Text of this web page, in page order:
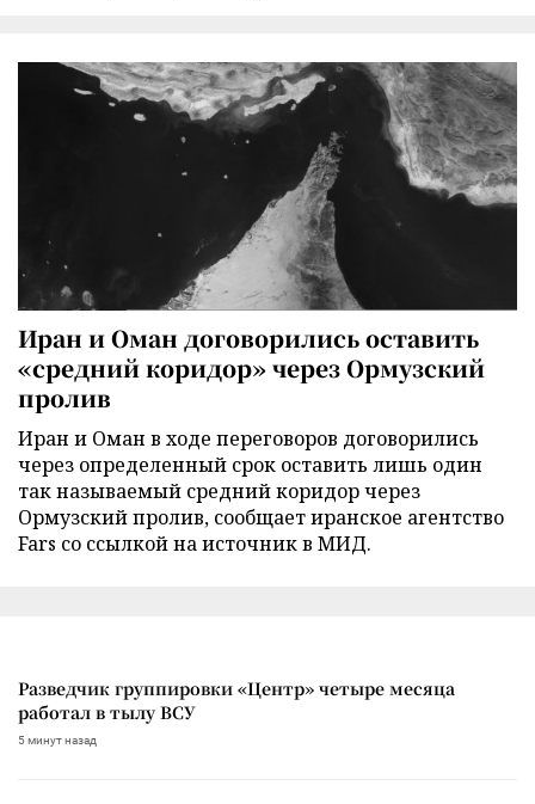
Иран и Оман договорились оставить
«средний коридор» через Ормузский
пролив
Иран и Оман в ходе переговоров договорились
через определенный срок оставить лишь один
так называемый средний коридор через
Ормузский пролив, сообщает иранское агентство
Fars со ссылкой на источник в МИД.
Разведчик группировки «Центр» четыре месяца
работал в тылу ВСУ
5 минут назад